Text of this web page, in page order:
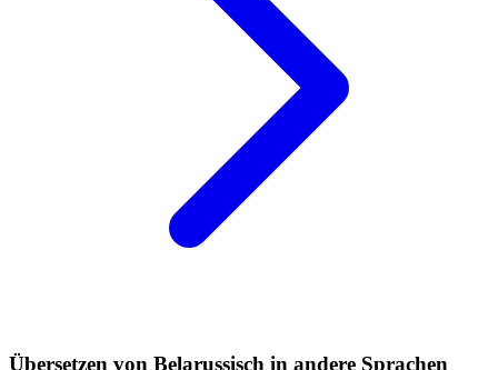
Übersetzen von Belarussisch in andere Sprachen